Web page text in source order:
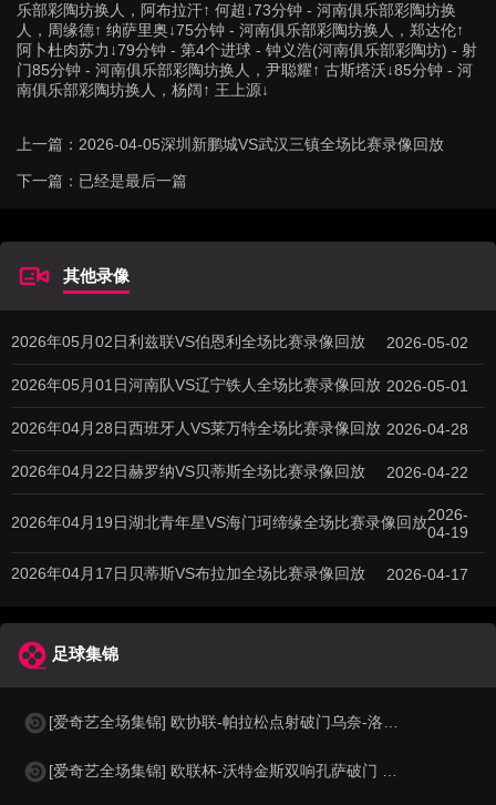
乐部彩陶坊换人，阿布拉汗↑ 何超↓73分钟 - 河南俱乐部彩陶坊换
人，周缘德↑ 纳萨里奥↓75分钟 - 河南俱乐部彩陶坊换人，郑达伦↑
阿卜杜肉苏力↓79分钟 - 第4个进球 - 钟义浩(河南俱乐部彩陶坊) - 射
门85分钟 - 河南俱乐部彩陶坊换人，尹聪耀↑ 古斯塔沃↓85分钟 - 河
南俱乐部彩陶坊换人，杨阔↑ 王上源↓
上一篇： 2026-04-05深圳新鹏城VS武汉三镇全场比赛录像回放
下一篇：已经是最后一篇
其他录像
2026年05月02日利兹联VS伯恩利全场比赛录像回放 2026-05-02
2026年05月01日河南队VS辽宁铁人全场比赛录像回放 2026-05-01
2026年04月28日西班牙人VS莱万特全场比赛录像回放 2026-04-28
2026年04月22日赫罗纳VS贝蒂斯全场比赛录像回放 2026-04-22
2026年04月19日湖北青年星VS海门珂缔缘全场比赛录像回放2026-
04-19
2026年04月17日贝蒂斯VS布拉加全场比赛录像回放 2026-04-17
足球集锦
[爱奇艺全场集锦] 欧协联-帕拉松点射破门乌奈-洛佩斯建功 巴列卡诺3-0雅典AEK
[爱奇艺全场集锦] 欧联杯-沃特金斯双响孔萨破门 维拉3-1客胜博洛尼亚